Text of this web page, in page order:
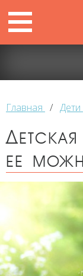
Главная / Дети
ее